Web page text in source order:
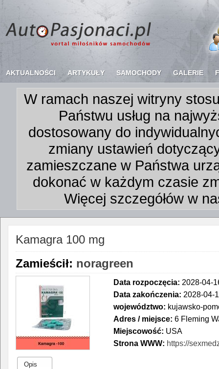
AKTUALNOŚCI ARTYKUŁY SAMOCHODY GALERIE
W ramach naszej witryny
Państwu usług na
dostosowany do
zmiany ustawień
zamieszczane w Państwa
dokonać w każdym czasie
Więcej szczegółów w
Kamagra 100 mg
Zamieścił: noragreen
Data rozpoczęcia: 2028-04-
Data zakończenia: 2028-04-
województwo: kujawsko-
Adres / miejsce: 6 Fleming
Miejscowość: USA
Strona WWW: https://
Opis